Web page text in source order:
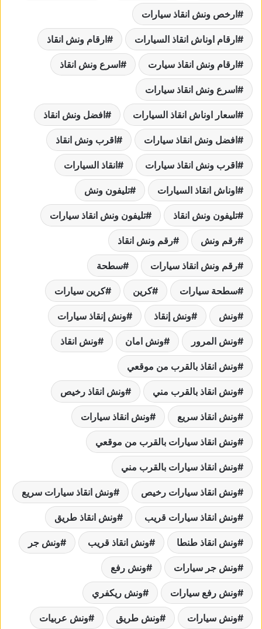
ارخص ونش انقاذ سيارات
ارقام اوناش انقاذ السيارات ارقام ونش انقاذ
ارقام ونش انقاذ سيارت اسرع ونش انقاذ
اسرع ونش انقاذ سيارات
اسعار اوناش انقاذ السيارات افضل ونش انقاذ
افضل ونش انقاذ سيارات اقرب ونش انقاذ
اقرب ونش انقاذ سيارات انقاذ السيارات
اوناش انقاذ السيارات تليفون ونش
تليفون ونش انقاذ تليفون ونش انقاذ سيارات
رقم ونش رقم ونش انقاذ
رقم ونش انقاذ سيارات سطحة
سطحة سيارات كرين كرين سيارات
ونش ونش إنقاذ ونش إنقاذ سيارات
ونش المرور ونش امان ونش انقاذ
ونش انقاذ بالقرب من موقعي
ونش انقاذ بالقرب مني ونش انقاذ رخيص
ونش انقاذ سريع ونش انقاذ سيارات
ونش انقاذ سيارات بالقرب من موقعي
ونش انقاذ سيارات بالقرب مني
ونش انقاذ سيارات رخيص ونش انقاذ سيارات سريع
ونش انقاذ سيارات قريب ونش انقاذ طريق
ونش انقاذ طنطا ونش انقاذ قريب ونش جر
ونش جر سيارات ونش رفع
ونش رفع سيارات ونش ريكفري
ونش سيارات ونش طريق ونش عربيات